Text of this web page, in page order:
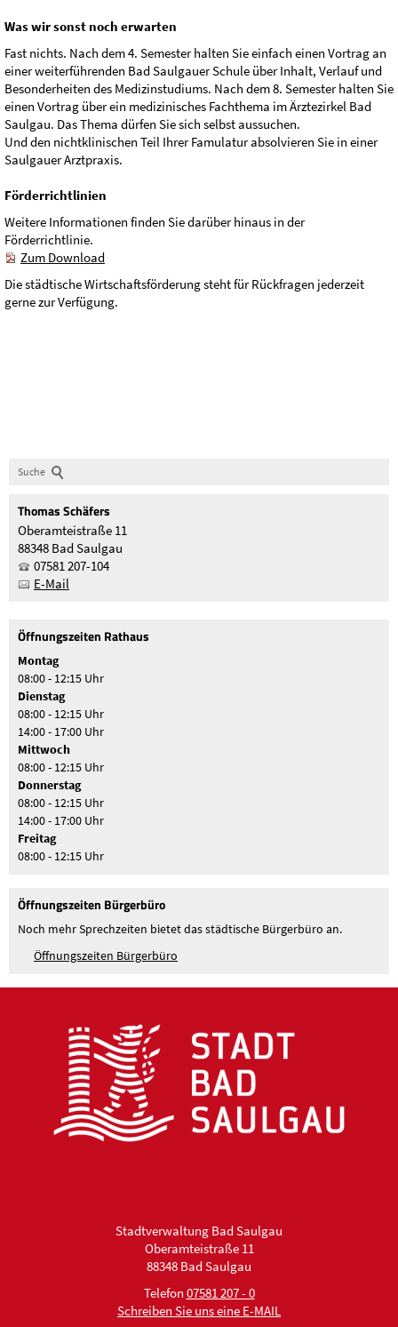
Was wir sonst noch erwarten
Fast nichts. Nach dem 4. Semester halten Sie einfach einen Vortrag an
einer weiterführenden Bad Saulgauer Schule über Inhalt, Verlauf und
Besonderheiten des Medizinstudiums. Nach dem 8. Semester halten Sie
einen Vortrag über ein medizinisches Fachthema im Ärztezirkel Bad
Saulgau. Das Thema dürfen Sie sich selbst aussuchen.
Und den nichtklinischen Teil Ihrer Famulatur absolvieren Sie in einer
Saulgauer Arztpraxis.
Förderrichtlinien
Weitere Informationen finden Sie darüber hinaus in der
Förderrichtlinie.
Zum Download
Die städtische Wirtschaftsförderung steht für Rückfragen jederzeit
gerne zur Verfügung.
Suche
ThomasSchäfers
Oberamteistraße 11
88348 Bad Saulgau
07581 207-104
E-Mail
Öffnungszeiten Rathaus
Montag
08:00 - 12:15 Uhr
Dienstag
08:00 - 12:15 Uhr
14:00 - 17:00 Uhr
Mittwoch
08:00 - 12:15 Uhr
Donnerstag
08:00 - 12:15 Uhr
14:00 - 17:00 Uhr
Freitag
08:00 - 12:15 Uhr
Öffnungszeiten Bürgerbüro
Noch mehr Sprechzeiten bietet das städtische Bürgerbüro an.
Öffnungszeiten Bürgerbüro
Stadtverwaltung Bad Saulgau
Oberamteistraße 11
88348 Bad Saulgau
Telefon 07581 207 - 0
Schreiben Sie uns eine E-MAIL